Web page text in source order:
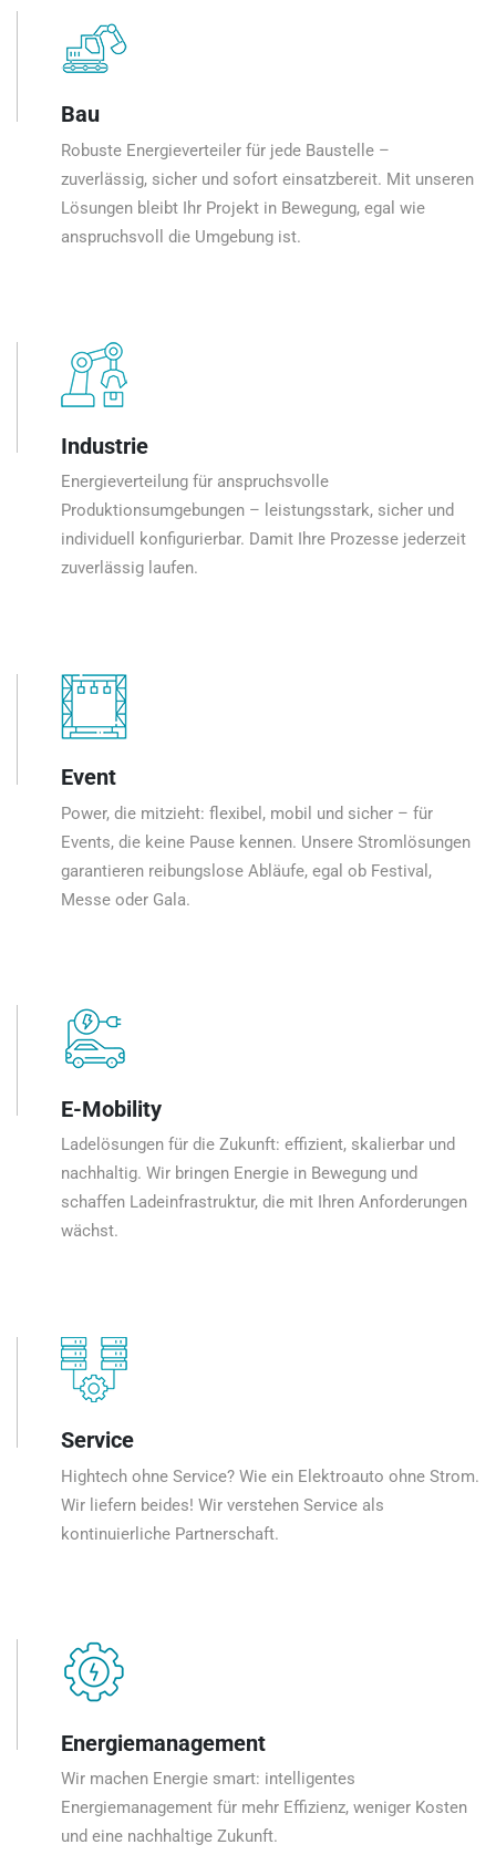
Bau
Robuste Energieverteiler für jede Baustelle –
zuverlässig, sicher und sofort einsatzbereit. Mit unseren
Lösungen bleibt Ihr Projekt in Bewegung, egal wie
anspruchsvoll die Umgebung ist.
Industrie
Energieverteilung für anspruchsvolle
Produktionsumgebungen – leistungsstark, sicher und
individuell konfigurierbar. Damit Ihre Prozesse jederzeit
zuverlässig laufen.
Event
Power, die mitzieht: flexibel, mobil und sicher – für
Events, die keine Pause kennen. Unsere Stromlösungen
garantieren reibungslose Abläufe, egal ob Festival,
Messe oder Gala.
E-Mobility
Ladelösungen für die Zukunft: effizient, skalierbar und
nachhaltig. Wir bringen Energie in Bewegung und
schaffen Ladeinfrastruktur, die mit Ihren Anforderungen
wächst.
Service
Hightech ohne Service? Wie ein Elektroauto ohne Strom.
Wir liefern beides! Wir verstehen Service als
kontinuierliche Partnerschaft.
Energiemanagement
Wir machen Energie smart: intelligentes
Energiemanagement für mehr Effizienz, weniger Kosten
und eine nachhaltige Zukunft.